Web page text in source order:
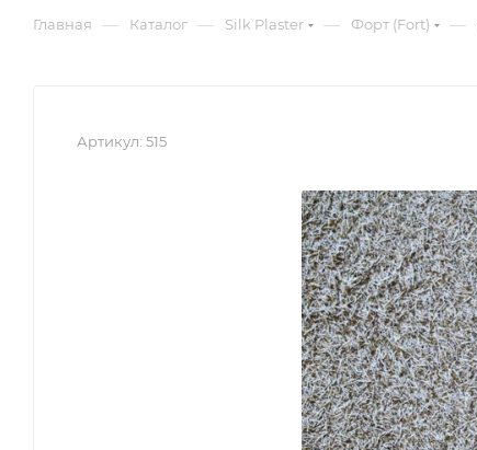
Главная — Каталог — Silk Plaster — Форт (Fort) —
Артикул: 515